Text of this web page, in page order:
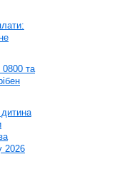
та
2026